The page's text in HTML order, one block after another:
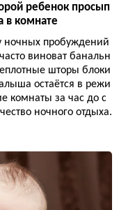
ребенок просып
в комнате
ночных пробуждений
виноват банальн
шторы блоки
остаётся в режи
комнаты за час до с
ночного отдыха.